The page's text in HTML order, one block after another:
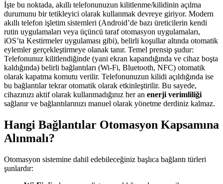
İşte bu noktada, akıllı telefonunuzun kilitlenme/kilidinin açılma
durumunu bir tetikleyici olarak kullanmak devreye giriyor. Modern
akıllı telefon işletim sistemleri (Android’de bazı üreticilerin kendi
rutin uygulamaları veya üçüncü taraf otomasyon uygulamaları,
iOS’ta Kestirmeler uygulaması gibi), belirli koşullar altında otomatik
eylemler gerçekleştirmeye olanak tanır. Temel prensip şudur:
Telefonunuz kilitlendiğinde (yani ekran kapandığında ve cihaz boşta
kaldığında) belirli bağlantıları (Wi-Fi, Bluetooth, NFC) otomatik
olarak kapatma komutu verilir. Telefonunuzun kilidi açıldığında ise
bu bağlantılar tekrar otomatik olarak etkinleştirilir. Bu sayede,
cihazınızı aktif olarak kullanmadığınız her an enerji verimliliği
sağlanır ve bağlantılarınızı manuel olarak yönetme derdiniz kalmaz.
Hangi Bağlantılar Otomasyon Kapsamına
Alınmalı?
Otomasyon sistemine dahil edebileceğiniz başlıca bağlantı türleri
şunlardır: